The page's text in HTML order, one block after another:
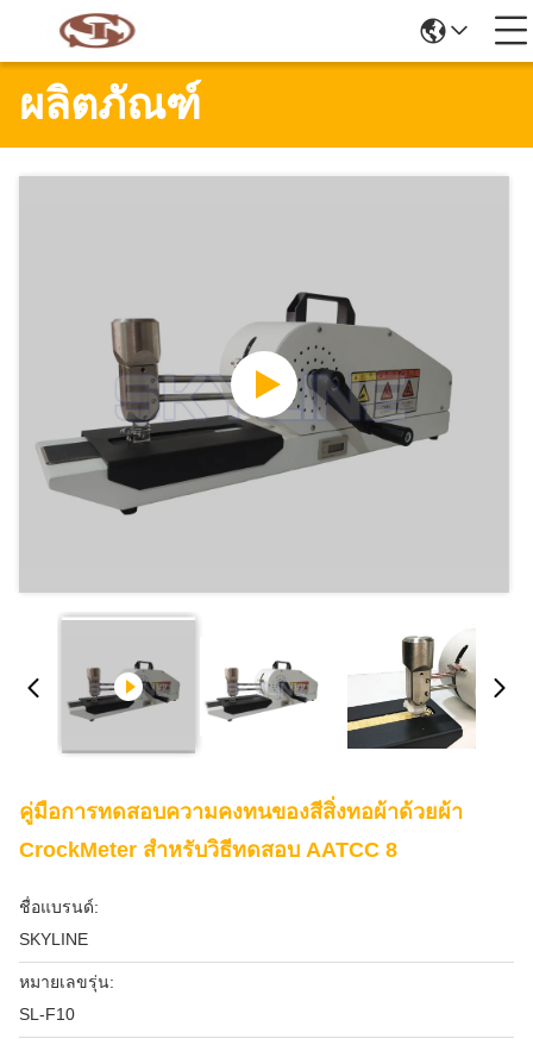
ผลิตภัณฑ์
คู่มือการทดสอบความคงทนของสีสิ่งทอผ้าด้วยผ้า
CrockMeter สำหรับวิธีทดสอบ AATCC 8
ชื่อแบรนด์:
SKYLINE
หมายเลขรุ่น:
SL-F10